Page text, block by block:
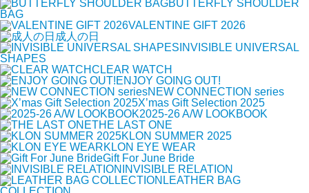
BUTTERFLY SHOULDER
BAG
VALENTINE GIFT 2026
成人の日
INVISIBLE UNIVERSAL
SHAPES
CLEAR WATCH
ENJOY GOING OUT!
NEW CONNECTION series
X’mas Gift Selection 2025
2025-26 A/W LOOKBOOK
THE LAST ONE
KLON SUMMER 2025
KLON EYE WEAR
Gift For June Bride
INVISIBLE RELATION
LEATHER BAG